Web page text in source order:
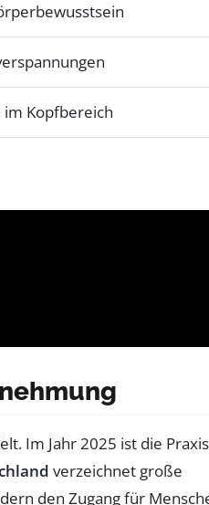
Kopfbereich
Im Jahr 2025 ist die Praxis
verzeichnet große
den Zugang für